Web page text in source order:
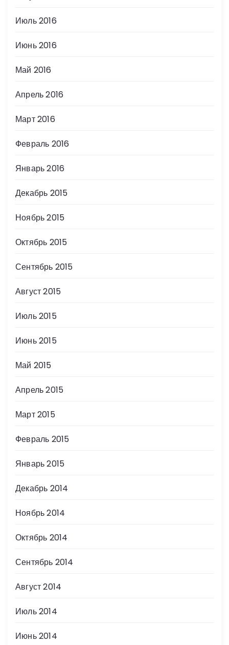
Июль 2016
Июнь 2016
Май 2016
Апрель 2016
Март 2016
Февраль 2016
Январь 2016
Декабрь 2015
Ноябрь 2015
Октябрь 2015
Сентябрь 2015
Август 2015
Июль 2015
Июнь 2015
Май 2015
Апрель 2015
Март 2015
Февраль 2015
Январь 2015
Декабрь 2014
Ноябрь 2014
Октябрь 2014
Сентябрь 2014
Август 2014
Июль 2014
Июнь 2014